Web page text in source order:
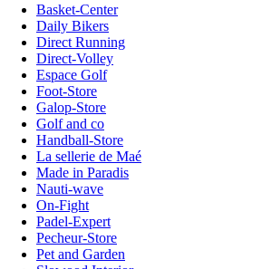
Basket-Center
Daily Bikers
Direct Running
Direct-Volley
Espace Golf
Foot-Store
Galop-Store
Golf and co
Handball-Store
La sellerie de Maé
Made in Paradis
Nauti-wave
On-Fight
Padel-Expert
Pecheur-Store
Pet and Garden